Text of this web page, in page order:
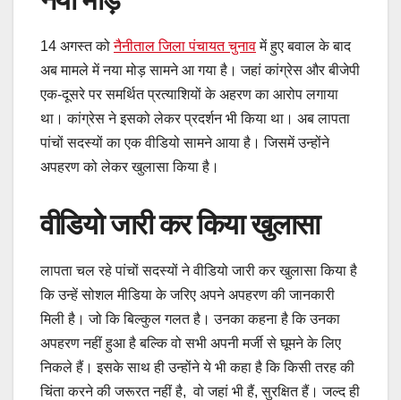
14 अगस्त कोनैनीताल जिला पंचायत चुनावमें हुए बवाल के बाद
अब मामले में नया मोड़ सामने आ गया है। जहां कांग्रेस और बीजेपी
एक-दूसरे पर समर्थित प्रत्याशियों के अहरण का आरोप लगाया
था। कांग्रेस ने इसको लेकर प्रदर्शन भी किया था। अब लापता
पांचों सदस्यों का एक वीडियो सामने आया है। जिसमें उन्होंने
अपहरण को लेकर खुलासा किया है।
वीडियो जारी कर किया खुलासा
लापता चल रहे पांचों सदस्यों ने वीडियो जारी कर खुलासा किया है
कि उन्हें सोशल मीडिया के जरिए अपने अपहरण की जानकारी
मिली है। जो कि बिल्कुल गलत है। उनका कहना है कि उनका
अपहरण नहीं हुआ है बल्कि वो सभी अपनी मर्जी से घूमने के लिए
निकले हैं। इसके साथ ही उन्होंने ये भी कहा है कि किसी तरह की
चिंता करने की जरूरत नहीं है, वो जहां भी हैं, सुरक्षित हैं। जल्द ही